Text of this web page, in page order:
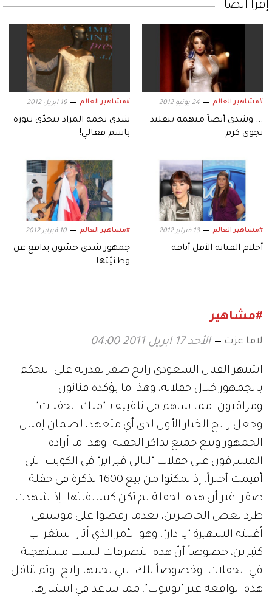
إقرأ أيضاً
#مشاهير العالم 24 يونيو 2012
... وشذى أيضاً متهمة بتقليد
نجوى كرم
#مشاهير العالم 19 ابريل 2012
شذى نجمة المزاد تتحدّى تنورة
باسم فغالي!
#مشاهير العالم 13 فبراير 2012
أحلام الفنانة الأقل أناقة
#مشاهير العالم 10 فبراير 2012
جمهور شذى حسّون يدافع عن
وطنيّتها
#مشاهير
لاما عزت الأحد 17 ابريل 2011 04:00
اشتهر الفنان السعودي رابح صقر بقدرته على التحكم
بالجمهور خلال حفلاته، وهذا ما يؤكده فنانون
ومراقبون. مما ساهم في تلقيبه بـ "ملك الحفلات"
وجعل رابح الخيار الأول لدى أي متعهد، لضمان إقبال
الجمهور وبيع جميع تذاكر الحفلة. وهذا ما أراده
المشرفون على حفلات "ليالي فبراير" في الكويت التي
أقيمت أخيراً. إذ تمكنوا من بيع 1600 تذكرة في حفلة
صقر. غير أن هذه الحفلة لم تكن كسابقاتها. إذ شهدت
طرد بعض الحاضرين، بعدما رقصوا على موسيقى
أغنيته الشهيرة "يا دار". وهو الأمر الذي أثار استغراب
كثيرين، خصوصاً أنّ هذه التصرفات ليست مستهجنة
في الحفلات، وخصوصاً تلك التي يحييها رابح. وتم تناقل
هذه الواقعة عبر "يوتيوب"، مما ساعد في انتشارها،